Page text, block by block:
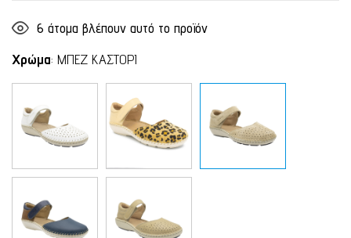
6 άτομα βλέπουν αυτό το προϊόν
Χρώμα: ΜΠΕΖ ΚΑΣΤΟΡΙ